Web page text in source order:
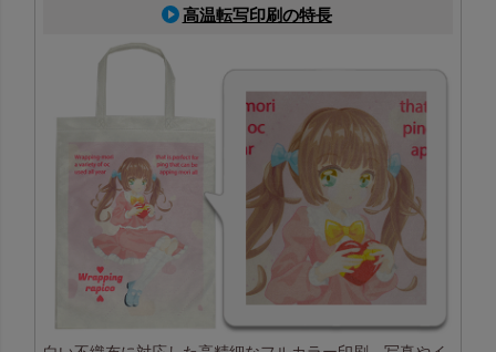
高温転写印刷の特長